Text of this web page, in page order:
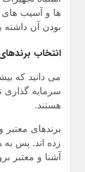
ها و آسیب های
بودن آن داشته
انتخاب
می دانید که
سرمایه گذاری
هستند.
برندهای معتبر
زده اند. پس به
آشنا و معتبر